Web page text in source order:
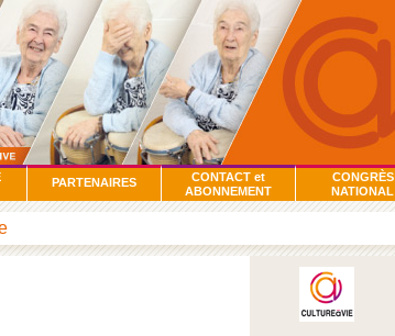
PARTENAIRES
CONTACT et
ABONNEMENT
CONGRÈS
NATIONAL